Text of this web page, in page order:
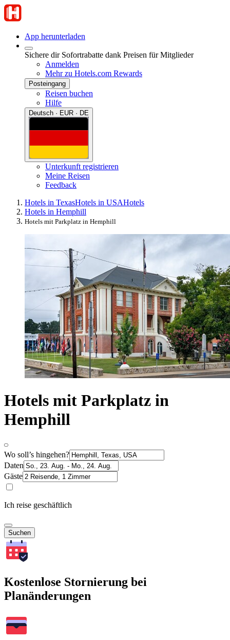
App herunterladen
Sichere dir Sofortrabatte dank Preisen für Mitglieder
Anmelden
Mehr zu Hotels.com Rewards
Posteingang
Reisen buchen
Hilfe
Deutsch · EUR · DE
Unterkunft registrieren
Meine Reisen
Feedback
Hotels in TexasHotels in USAHotels
Hotels in Hemphill
Hotels mit Parkplatz in Hemphill
Hotels mit Parkplatz in
Hemphill
Wo soll’s hingehen?
Daten
Gäste
Ich reise geschäftlich
Suchen
Kostenlose Stornierung bei
Planänderungen